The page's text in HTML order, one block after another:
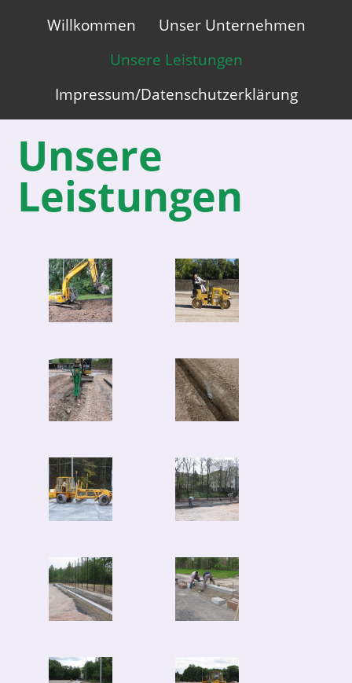
Primary
Menu
Willkommen
Unser Unternehmen
Unsere Leistungen
Impressum/Datenschutzerklärung
Unsere
Leistungen